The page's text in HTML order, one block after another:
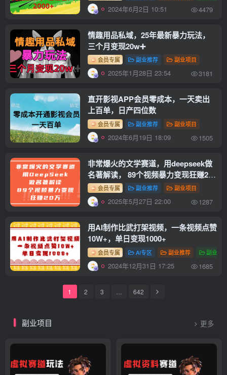
2024年6月2日 10:51 4479
情趣用品私域，25年最新暴力玩法，
三个月变现20w➕
会员专属 副业推荐 副业项目
2025年1月28日 23:54 3181
直开影视APP会员零成本，一天卖出
上百单，日产四位数
会员专属 副业推荐 副业项目
2024年6月19日 18:09 1505
非常爆火的文学赛道，用deepseek做
名著解读， 89个视频暴力变现狂赚20
万会员专属 副业推荐 副业项目
2025年5月27日 22:00 1287
用AI制作比武打架视频，一条视频点赞
10W+，单日变现1000+
会员专属 AI专区 副业推荐 副业项
2024年12月31日 17:25 1685
1 2 3 642
副业项目 更多